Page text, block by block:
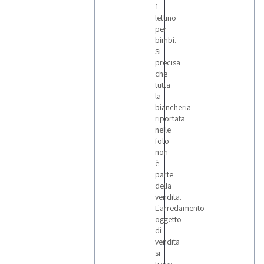
1
lettino
per
bimbi.
Si
precisa
che
tutta
la
biancheria
riportata
nelle
foto
non
è
parte
della
vendita.
L'arredamento
oggetto
di
vendita
si